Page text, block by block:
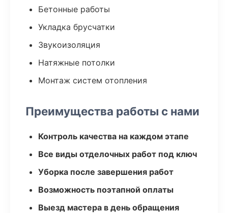
Бетонные работы
Укладка брусчатки
Звукоизоляция
Натяжные потолки
Монтаж систем отопления
Преимущества работы с нами
Контроль качества на каждом этапе
Все виды отделочных работ под ключ
Уборка после завершения работ
Возможность поэтапной оплаты
Выезд мастера в день обращения